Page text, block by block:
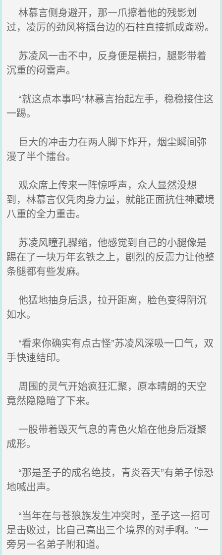
林慕言侧身避开，那一爪擦着他的残影划
过，凌厉的劲风将擂台边的石柱直接抓成齑粉。
苏凌风一击不中，反身便是横扫，腿影带着
沉重的闷雷声。
“就这点本事吗”林慕言抬起左手，稳稳接住这
一踢。
巨大的冲击力在两人脚下炸开，烟尘瞬间弥
漫了半个擂台。
观众席上传来一阵惊呼声，众人显然没想
到，林慕言仅凭肉身力量，就能正面抗住神藏境
八重的全力重击。
苏凌风瞳孔骤缩，他感觉到自己的小腿像是
踢在了一块万年玄铁之上，剧烈的反震力让他整
条腿都有些发麻。
他猛地抽身后退，拉开距离，脸色变得阴沉
如水。
“看来你确实有点古怪”苏凌风深吸一口气，双
手快速结印。
周围的灵气开始疯狂汇聚，原本晴朗的天空
竟然隐隐暗了下来。
一股带着毁灭气息的青色火焰在他身后凝聚
成形。
“那是圣子的成名绝技，青炎吞天”有弟子惊恐
地喊出声。
“当年在与苍狼族发生冲突时，圣子这一招可
是击败过，比自己高出三个境界的对手啊。”一
旁另一名弟子附和道。